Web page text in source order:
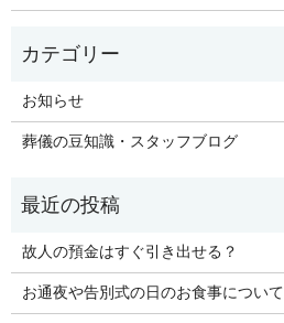
お知らせ
葬儀の豆知識・スタッフブログ
故人の預金はすぐ引き出せる？
お通夜や告別式の日のお食事について